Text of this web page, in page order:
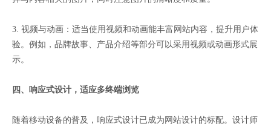
3. 视频与动画：适当使用视频和动画能丰富网站内容，提升用户体
验。例如，品牌故事、产品介绍等部分可以采用视频或动画形式展
示。
四、响应式设计，适应多终端浏览
随着移动设备的普及，响应式设计已成为网站设计的标配。设计师